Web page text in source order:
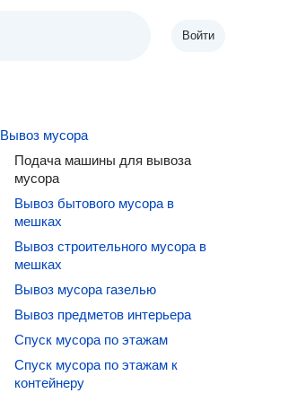
Войти
Вывоз мусора
Подача машины для вывоза
мусора
Вывоз бытового мусора в
мешках
Вывоз строительного мусора в
мешках
Вывоз мусора газелью
Вывоз предметов интерьера
Спуск мусора по этажам
Спуск мусора по этажам к
контейнеру